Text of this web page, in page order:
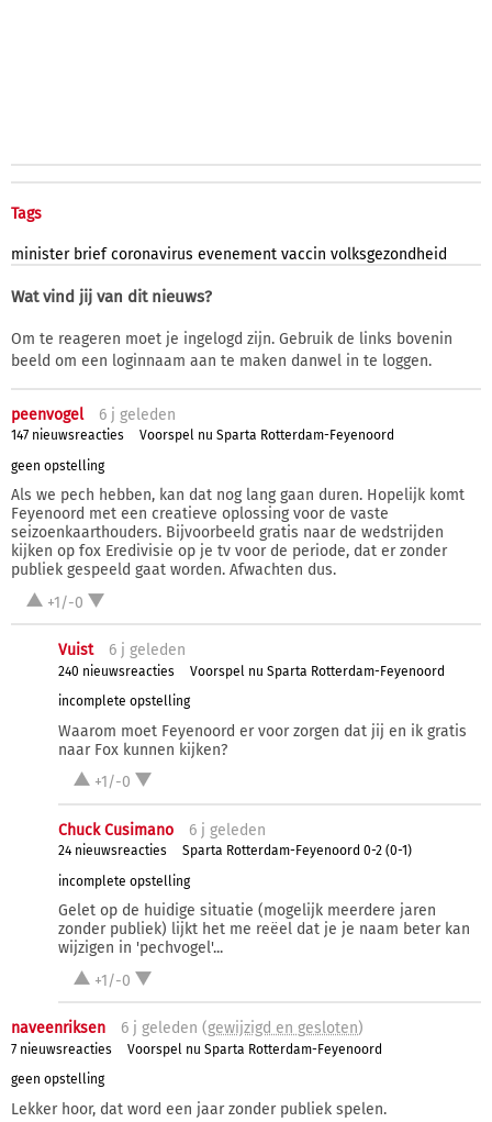
Tags
minister brief coronavirus evenement vaccin volksgezondheid
Wat vind jij van dit nieuws?
Om te reageren moet je ingelogd zijn. Gebruik de links bovenin
beeld om een loginnaam aan te maken danwel in te loggen.
peenvogel 6 j geleden
147 nieuwsreacties
Voorspel nu Sparta Rotterdam-Feyenoord
geen opstelling
Als we pech hebben, kan dat nog lang gaan duren. Hopelijk komt
Feyenoord met een creatieve oplossing voor de vaste
seizoenkaarthouders. Bijvoorbeeld gratis naar de wedstrijden
kijken op fox Eredivisie op je tv voor de periode, dat er zonder
publiek gespeeld gaat worden. Afwachten dus.
+1/-0
Vuist 6 j geleden
240 nieuwsreacties
Voorspel nu Sparta Rotterdam-Feyenoord
incomplete opstelling
Waarom moet Feyenoord er voor zorgen dat jij en ik gratis
naar Fox kunnen kijken?
+1/-0
Chuck Cusimano 6 j geleden
24 nieuwsreacties
Sparta Rotterdam-Feyenoord 0-2 (0-1)
incomplete opstelling
Gelet op de huidige situatie (mogelijk meerdere jaren
zonder publiek) lijkt het me reëel dat je je naam beter kan
wijzigen in 'pechvogel'...
+1/-0
naveenriksen 6 j geleden (gewijzigd en gesloten)
7 nieuwsreacties
Voorspel nu Sparta Rotterdam-Feyenoord
geen opstelling
Lekker hoor, dat word een jaar zonder publiek spelen.